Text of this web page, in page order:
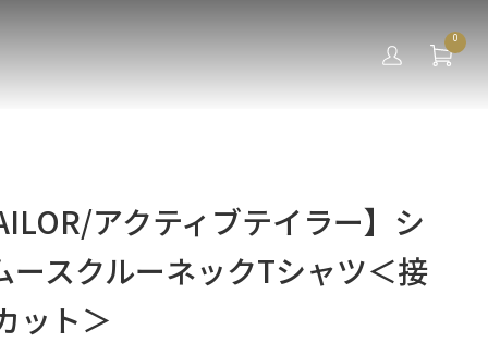
0
アクティブテイラー】シ
ースクルーネックTシャツ＜接
ット＞